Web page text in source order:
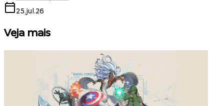
25.jul.26
Veja mais